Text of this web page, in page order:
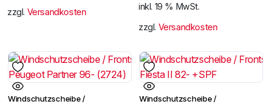
zzgl. Versandkosten
inkl. 19 % MwSt.
zzgl. Versandkosten
Windschutzscheibe /
Windschutzscheibe /